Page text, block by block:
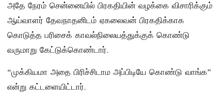
அதே நேரம் சென்னையில் பிரகதியின் வழக்கை விசாரிக்கும்
ஆய்வாளர் தேவநாதனிடம் ஏகலைவன் பிரகதிக்காக
கொடுத்த பரிசைக் காவல்நிலையத்துக்குக் கொண்டு
வருமாறு கேட்டுக்கொண்டார்.
“முக்கியமா அதை பிரிச்சிடாம அப்பிடியே கொண்டு வாங்க”
என்று கட்டளையிட்டார்.